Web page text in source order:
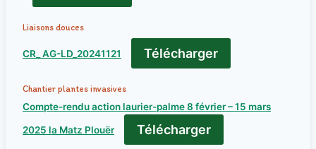
Liaisons douces
CR_ AG-LD_20241121 Télécharger
Chantier plantes invasives
Compte-rendu action laurier-palme 8 février – 15 mars
2025 la Matz Plouër Télécharger